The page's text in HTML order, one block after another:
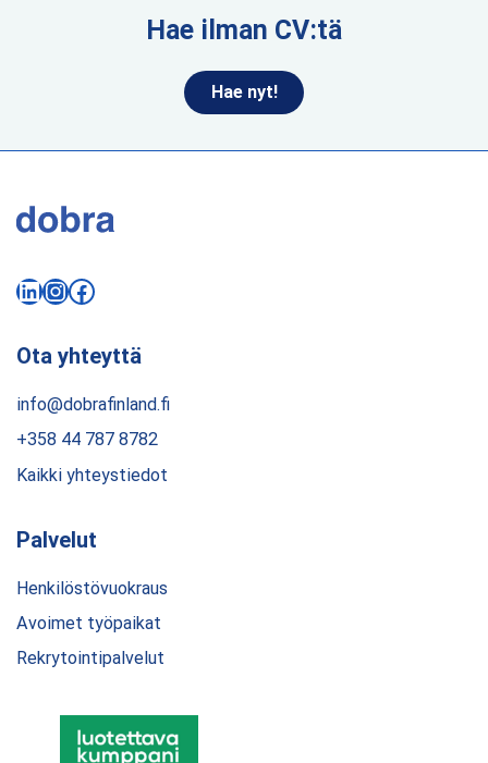
Hae ilman CV:tä
Hae nyt!
Ota yhteyttä
info@dobrafinland.fi
+358 44 787 8782
Kaikki yhteystiedot
LinkedIn
Instagram
Facebook
Palvelut
Henkilöstövuokraus
Avoimet työpaikat
Rekrytointipalvelut